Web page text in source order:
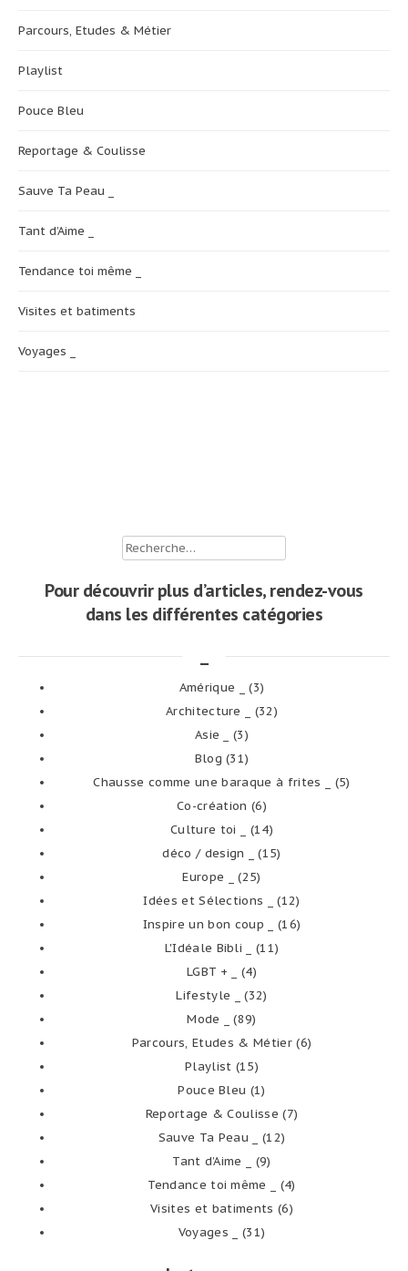
Parcours, Etudes & Métier
Playlist
Pouce Bleu
Reportage & Coulisse
Sauve Ta Peau _
Tant d’Aime _
Tendance toi même _
Visites et batiments
Voyages _
Rechercher :
Pour découvrir plus d’articles, rendez-vous
dans les différentes catégories
Amérique _
(3)
Architecture _
(32)
Asie _
(3)
Blog (31)
Chausse comme une baraque à frites _
(5)
Co-création (6)
Culture toi _
(14)
déco / design _
(15)
Europe _
(25)
Idées et Sélections _
(12)
Inspire un bon coup _
(16)
L'Idéale Bibli _
(11)
LGBT + _
(4)
Lifestyle _
(32)
Mode _
(89)
Parcours, Etudes & Métier(6)
Playlist (15)
Pouce Bleu (1)
Reportage & Coulisse (7)
Sauve Ta Peau _
(12)
Tant d’Aime _
(9)
Tendance toi même _
(4)
Visites et batiments (6)
Voyages _
(31)